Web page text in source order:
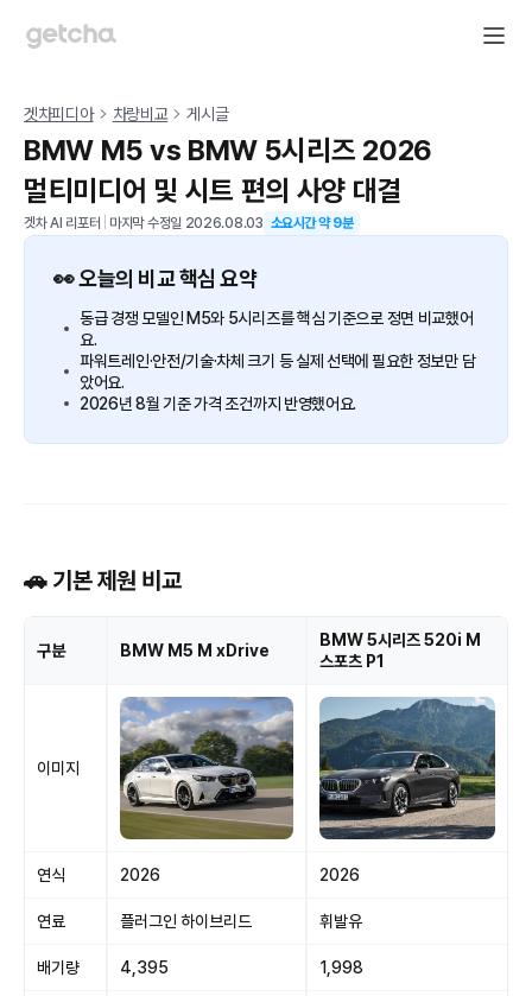
겟차피디아 차량비교 게시글
BMW M5 vs BMW 5시리즈 2026
멀티미디어 및 시트 편의 사양 대결
겟차 AI 리포터 마지막 수정일 2026.08.03 소요시간 약9분
👀 오늘의 비교 핵심 요약
동급 경쟁 모델인 M5와 5시리즈를 핵심 기준으로 정면 비교했어
요.
파워트레인·안전/기술·차체 크기 등 실제 선택에 필요한 정보만 담
았어요.
2026년 8월 기준 가격 조건까지 반영했어요.
🚗 기본 제원 비교
구분 BMW M5 M xDrive
BMW 5시리즈 520i M
스포츠 P1
이미지
연식 2026 2026
연료 플러그인 하이브리드 휘발유
배기량 4,395 1,998